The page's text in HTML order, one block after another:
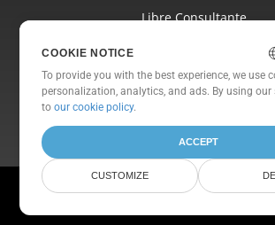
Libre Consultante
Sitios Web
Sobre
© Aspose Pty Ltd 2001-2026. Reservados todos
COOKIE NOTICE
To provide you with the best experience, we use
personalization, analytics, and ads. By using our
toour cookie policy.
ACCEPT
CUSTOMIZE